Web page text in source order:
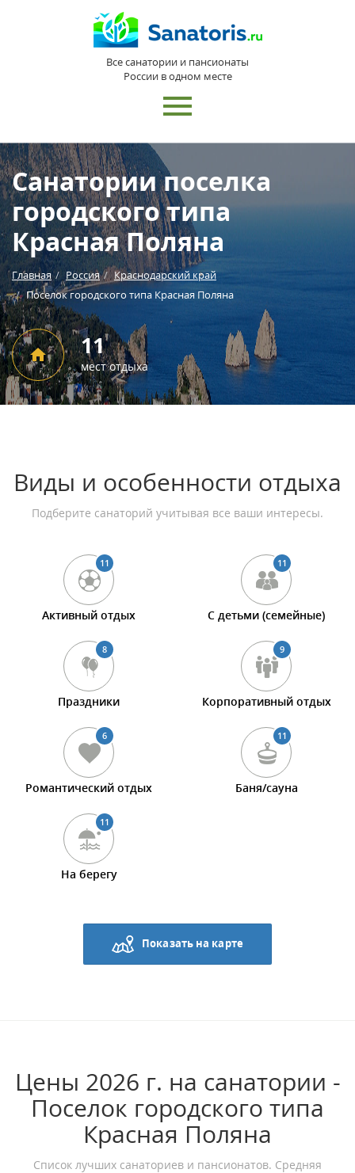
Все санатории и пансионаты
России в одном месте
Санатории поселка
городского типа
Красная Поляна
Главная Россия
Краснодарский край
Поселок городского типа Красная Поляна
11
мест отдыха
Виды и особенности отдыха
Подберите санаторий учитывая все ваши интересы.
11
Активный отдых
11
С детьми (семейные)
8
Праздники
9
Корпоративный отдых
6
Романтический отдых
11
Баня/сауна
11
На берегу
Показать на карте
Цены 2026 г. на санатории -
Поселок городского типа
Красная Поляна
Список лучших санаториев и пансионатов. Средняя